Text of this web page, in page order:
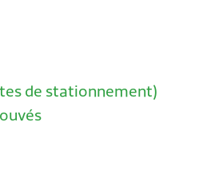
de stationnement)